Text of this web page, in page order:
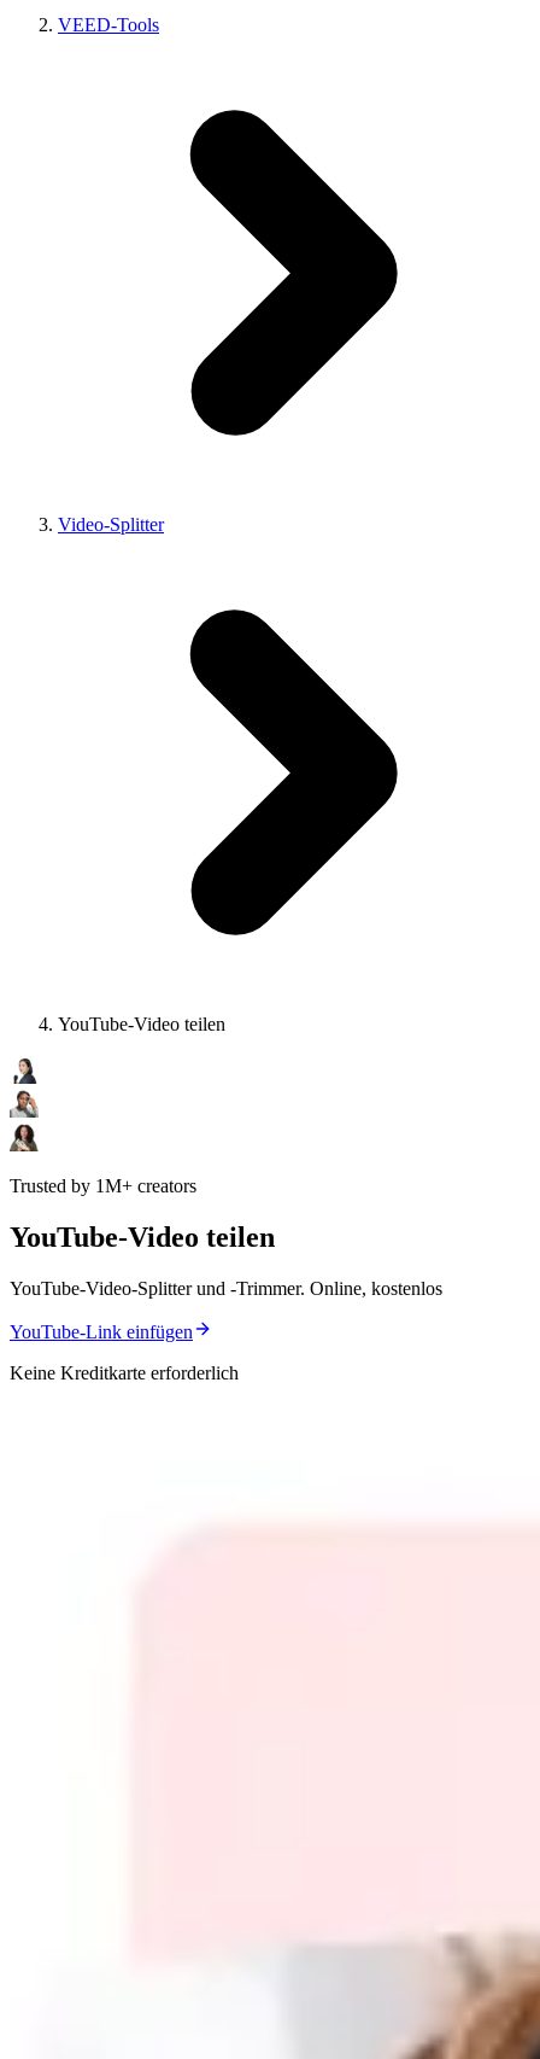
VEED-Tools
Video-Splitter
YouTube-Video teilen
Trusted by 1M+ creators
YouTube-Video teilen
YouTube-Video-Splitter und -Trimmer. Online, kostenlos
YouTube-Link einfügen
Keine Kreditkarte erforderlich